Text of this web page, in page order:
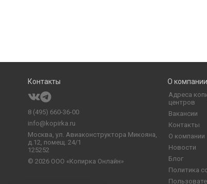
Контакты
8 (495) 660-36-00
info@kopirka.ru
Москва, ул. Авиаконструктора Микояна,
д.12, помещ. 24/1
125252
© 2026 ООО «Копирка Онлайн»
О компании
Адреса
центров
Вакансии
Контакты
О компании
Новости
Блог
Политика